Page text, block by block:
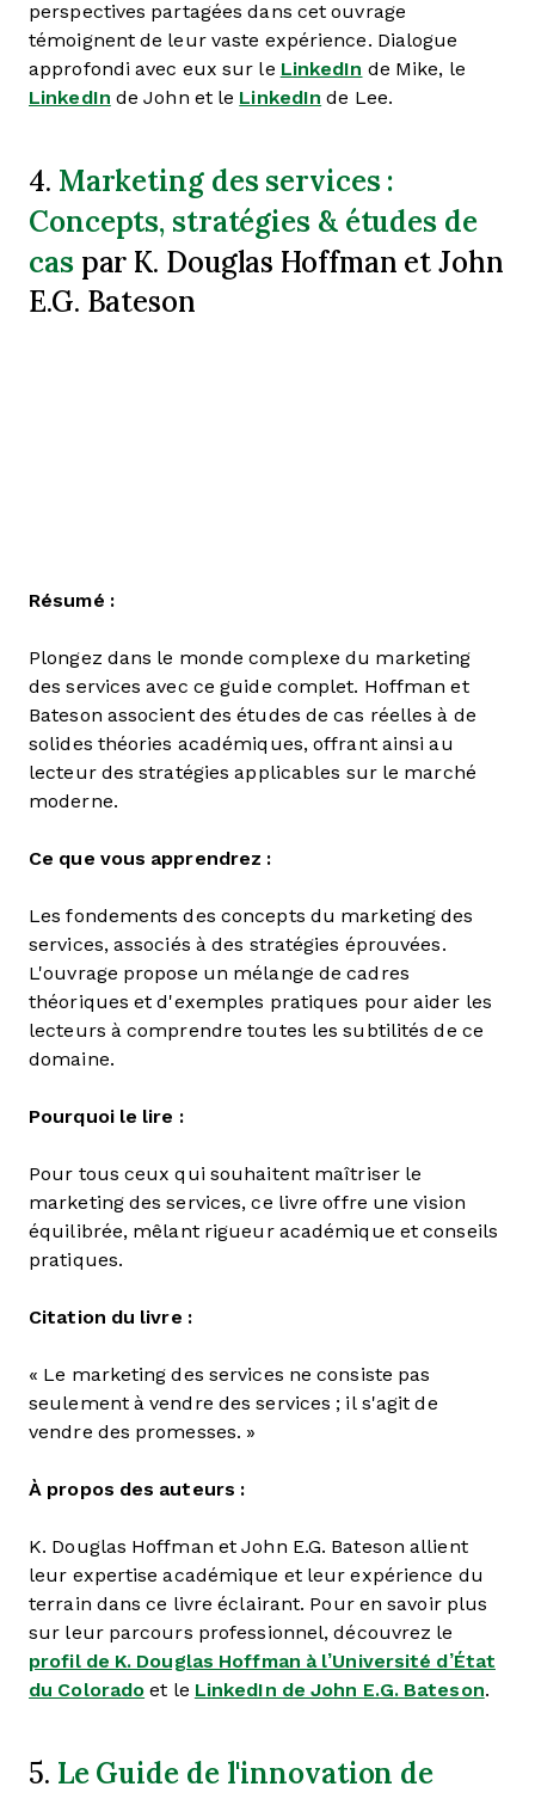
perspectives partagées dans cet ouvrage
témoignent de leur vaste expérience. Dialogue
approfondi avec eux sur le LinkedIn de Mike, le
LinkedIn de John et le LinkedIn de Lee.
4. Marketing des services :
Concepts, stratégies & études de
caspar K. Douglas Hoffman et John
E.G. Bateson
Résumé :
Plongez dans le monde complexe du marketing
des services avec ce guide complet. Hoffman et
Bateson associent des études de cas réelles à de
solides théories académiques, offrant ainsi au
lecteur des stratégies applicables sur le marché
moderne.
Ce que vous apprendrez :
Les fondements des concepts du marketing des
services, associés à des stratégies éprouvées.
L'ouvrage propose un mélange de cadres
théoriques et d'exemples pratiques pour aider les
lecteurs à comprendre toutes les subtilités de ce
domaine.
Pourquoi le lire :
Pour tous ceux qui souhaitent maîtriser le
marketing des services, ce livre offre une vision
équilibrée, mêlant rigueur académique et conseils
pratiques.
Citation du livre :
« Le marketing des services ne consiste pas
seulement à vendre des services ; il s'agit de
vendre des promesses. »
À propos des auteurs :
K. Douglas Hoffman et John E.G. Bateson allient
leur expertise académique et leur expérience du
terrain dans ce livre éclairant. Pour en savoir plus
sur leur parcours professionnel, découvrez le
profil de K. Douglas Hoffman à l’Université d’État
du Colorado et le LinkedIn de John E.G. Bateson.
5. Le Guide de l'innovation de